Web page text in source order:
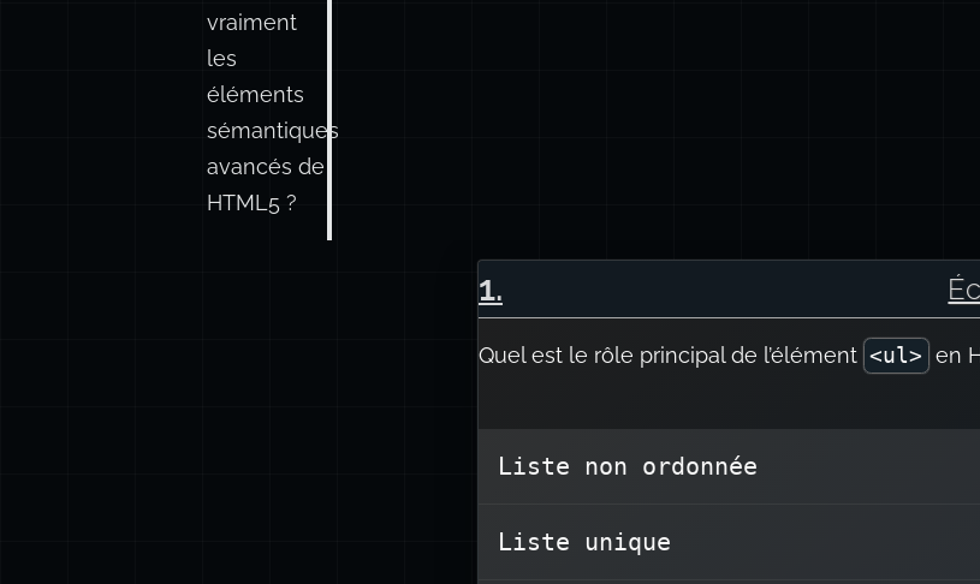
vraiment
les
éléments
sémantiques
avancés de
HTML5 ?
1.
Quel est le rôle principal de l’élément <ul> en
Liste non ordonnée
Liste unique
les éléments sont généralement